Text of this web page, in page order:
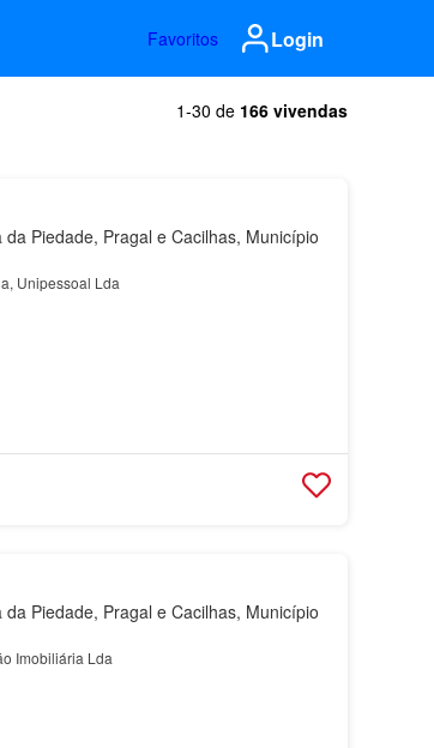
Favoritos Login
1-30 de 166 vivendas
Piedade, Pragal e Cacilhas, Município
Unipessoal Lda
Piedade, Pragal e Cacilhas, Município
Imobiliária Lda